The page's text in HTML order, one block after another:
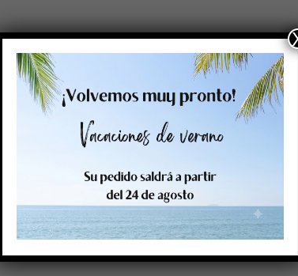
compatible con: Cab: Epson Colorwork: Sato:
/ 8715946547350 Primera DTM: